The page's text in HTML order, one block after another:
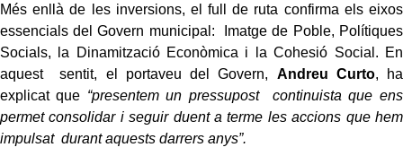
Més enllà de les inversions, el full de ruta confirma els eixos
essencials del Govern municipal: Imatge de Poble, Polítiques
Socials, la Dinamització Econòmica i la Cohesió Social. En
aquest sentit, el portaveu del Govern, Andreu Curto, ha
explicat que “presentem un pressupost continuista que ens
permet consolidar i seguir duent a terme les accions que hem
impulsat durant aquests darrers anys”.